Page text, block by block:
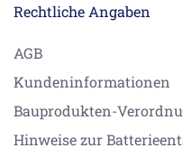
Rechtliche Angaben
AGB
Kundeninformationen
Bauprodukten-
Hinweise zur